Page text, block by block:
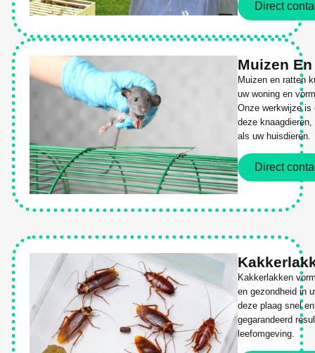
Direct
Muizen
Muizen en ratten
uw woning en
Onze werkwijze is
deze
als uw huisdieren.
Direct
Kakkerlakken
en gezondheid in
deze plaag snel
gegarandeerd
leefomgeving.